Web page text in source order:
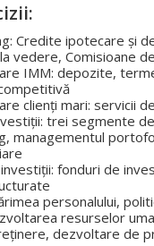
Credite ipotecare și
vedere, Comisioane
IMM: depozite,
clienți mari: servicii
trei segmente
managementul
fonduri de
personalului,
resurselor
dezvoltare de